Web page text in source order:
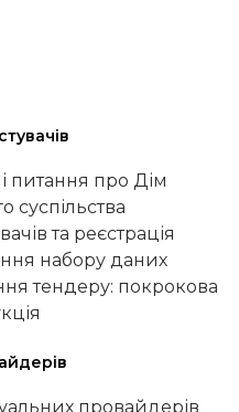
питання про Дім
суспільства
та реєстрація
набору даних
тендеру: покрокова
провайдерів